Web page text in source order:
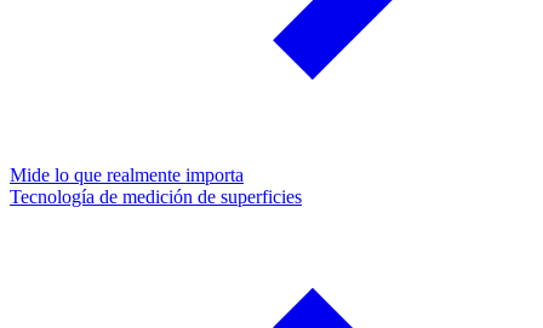
Mide lo que realmente importa
Tecnología de medición de superficies